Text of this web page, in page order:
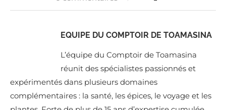
EQUIPE DU COMPTOIR DE TOAMASINA
L’équipe du Comptoir de Toamasina
réunit des spécialistes passionnés et
expérimentés dans plusieurs domaines
complémentaires : la santé, les épices, le voyage et les